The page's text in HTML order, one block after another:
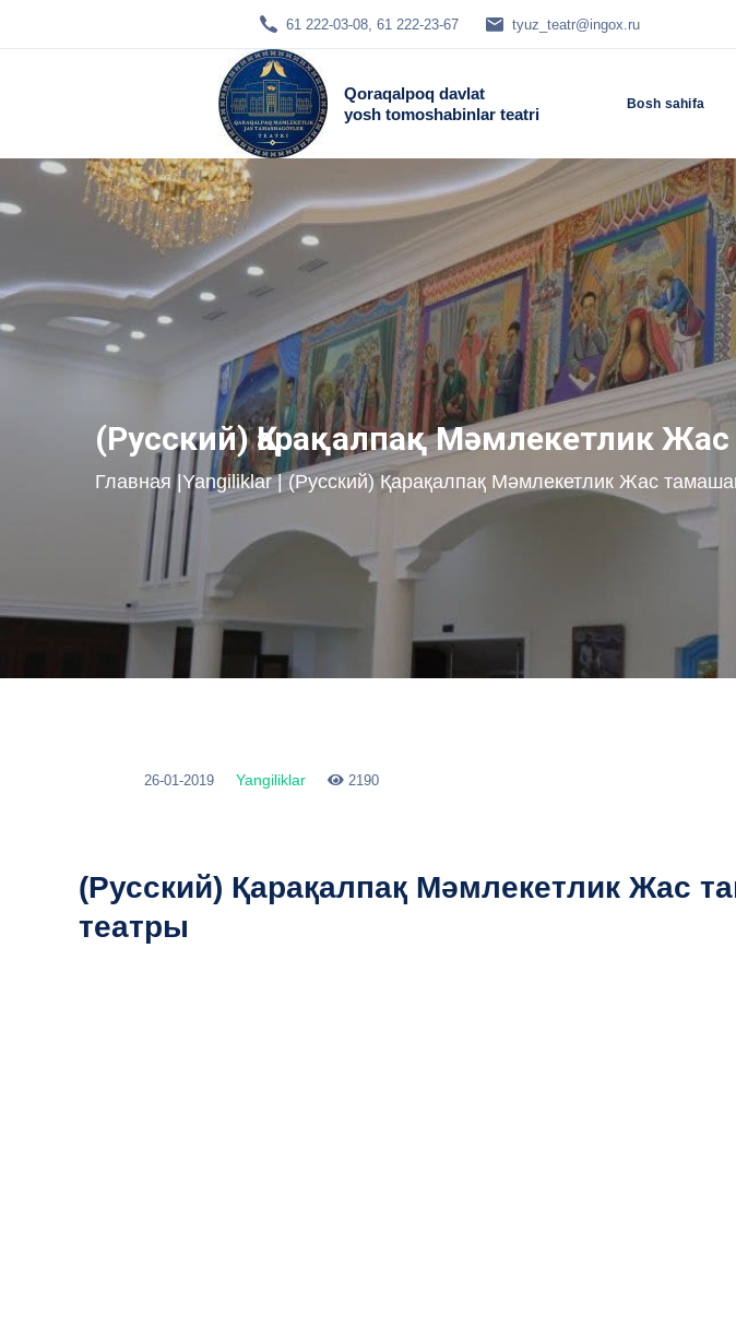
61 222-03-08, 61 222-23-67 tyuz_teatr@ingox.ru
Qoraqalpoq davlat
yosh tomoshabinlar teatri
Bosh sahifa
(Русский) Қарақалпақ Мәмлекетлик
Главная | Yangiliklar | (Русский) Қарақалпақ Мәмлекетлик Жас
26-01-2019 Yangiliklar 2190
(Русский) Қарақалпақ Мәмлекетлик Жас
театры